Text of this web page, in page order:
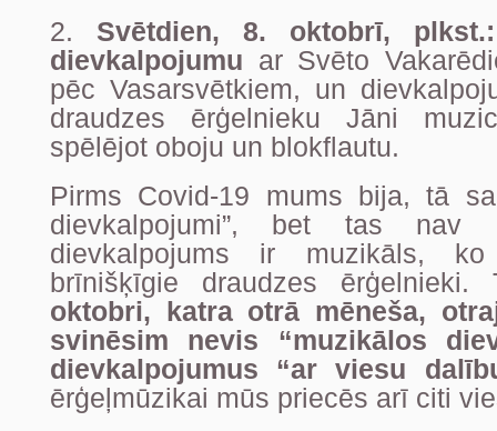
2. Svētdien, 8. oktobrī,
dievkalpojumu ar Svēto
pēc Vasarsvētkiem, un
draudzes ērģelnieku Jāni
spēlējot oboju un blokflautu.
Pirms Covid-19 mums bija, tā
dievkalpojumi”, bet tas nav
dievkalpojums ir muzikāls,
brīnišķīgie draudzes
oktobri, katra otrā mēneša,
svinēsim nevis “muzikālos
dievkalpojumus “ar viesu
ērģeļmūzikai mūs priecēs arī citi